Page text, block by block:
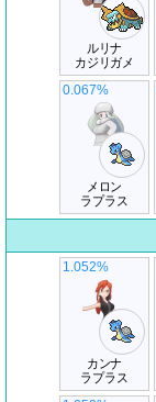
ルリナ
カジリガメ
メロン
ラプラス
0.067%
カンナ
ラプラス
1.052%